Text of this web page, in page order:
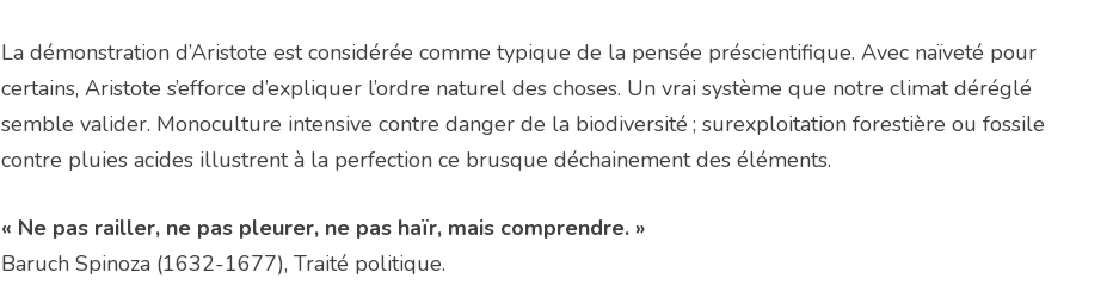
La démonstration d’Aristote est considérée comme typique de la pensée préscientifique. Avec naïveté pour
certains, Aristote s’efforce d’expliquer l’ordre naturel des choses. Un vrai système que notre climat déréglé
semble valider. Monoculture intensive contre danger de la biodiversité ; surexploitation forestière ou fossile
contre pluies acides illustrent à la perfection ce brusque déchainement des éléments.
« Ne pas railler, ne pas pleurer, ne pas haïr, mais comprendre. »
Baruch Spinoza (1632-1677), Traité politique.